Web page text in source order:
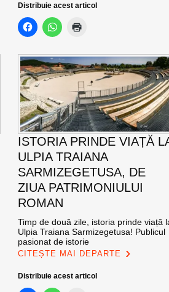
Distribuie acest articol
ISTORIA PRINDE VIAȚĂ
ULPIA TRAIANA
SARMIZEGETUSA, DE
ZIUA PATRIMONIULUI
ROMAN
Timp de două zile, istoria prinde viață
Ulpia Traiana Sarmizegetusa! Publicul
pasionat de istorie
CITEȘTE MAI DEPARTE
Distribuie acest articol